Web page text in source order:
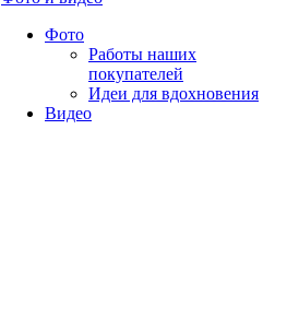
Фото
Работы наших
покупателей
Идеи для вдохновения
Видео